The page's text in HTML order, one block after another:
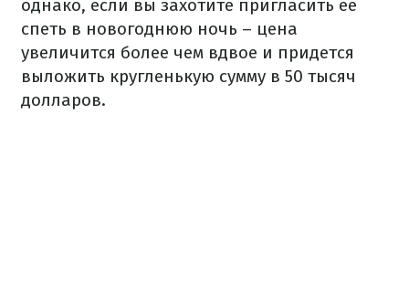
однако, если вы захотите пригласить ее
спеть в новогоднюю ночь – цена
увеличится более чем вдвое и придется
выложить кругленькую сумму в 50 тысяч
долларов.